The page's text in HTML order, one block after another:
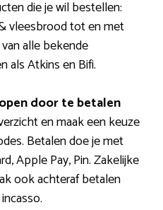
die je wil bestellen:
vleesbrood tot en met
alle bekende
als Atkins en Bifi.
door te betalen
en maak een keuze
Betalen doe je met
Apple Pay, Pin. Zakelijke
ook achteraf betalen